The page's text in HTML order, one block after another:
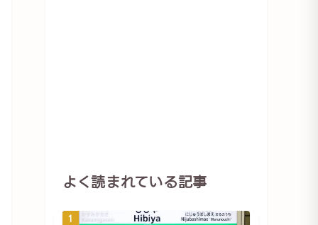
よく読まれている記事
1